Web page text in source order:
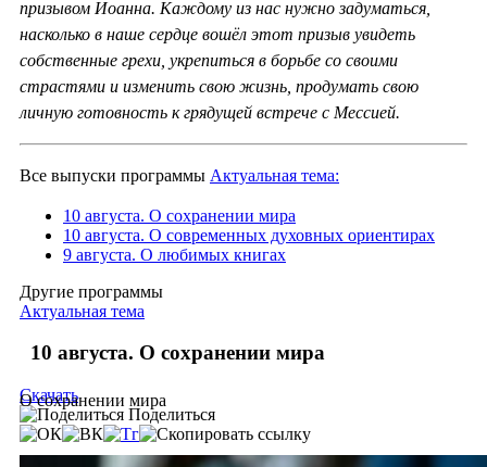
призывом Иоанна. Каждому из нас нужно задуматься,
насколько в наше сердце вошёл этот призыв увидеть
собственные грехи, укрепиться в борьбе со своими
страстями и изменить свою жизнь, продумать свою
личную готовность к грядущей встрече с Мессией.
Все выпуски программы Актуальная тема:
10 августа. О сохранении мира
10 августа. О современных духовных ориентирах
9 августа. О любимых книгах
Другие программы
Актуальная тема
10 августа. О сохранении мира
О сохранении мира
Скачать
Поделиться